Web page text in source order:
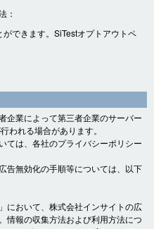
：
できます。SiTestオプトアウトペ
企業によって第三者企業のサーバー
われる場合があります。
ては、各社のプライバシーポリシー
告無効化の手順等については、以下
において、株式会社インサイトの広
情報の収集方法および利用方法につ